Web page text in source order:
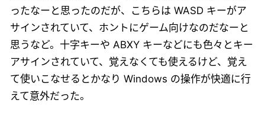
ったなーと思ったのだが、こちらは WASD キーがア
サインされていて、ホントにゲーム向けなのだなーと
思うなど。十字キーや ABXY キーなどにも色々とキー
アサインされていて、覚えなくても使えるけど、覚え
て使いこなせるとかなり Windows の操作が快適に行
えて意外だった。